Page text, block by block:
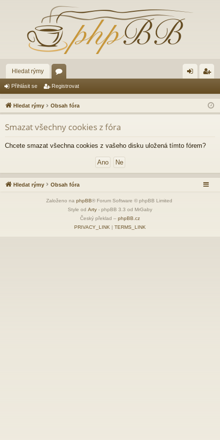
Hledat rýmy
ór
a lá
sit
ist
ro
Přihlásit se Registrovat
Hledat rýmy Obsah fóra
Smazat všechny cookies z fóra
Chcete smazat všechna cookies z vašeho disku uložená tímto fórem?
Hledat rýmy Obsah fóra
Založeno na phpBB® Forum Software © phpBB Limited
Style od Arty - phpBB 3.3 od MrGaby
Český překlad – phpBB.cz
PRIVACY_LINK | TERMS_LINK